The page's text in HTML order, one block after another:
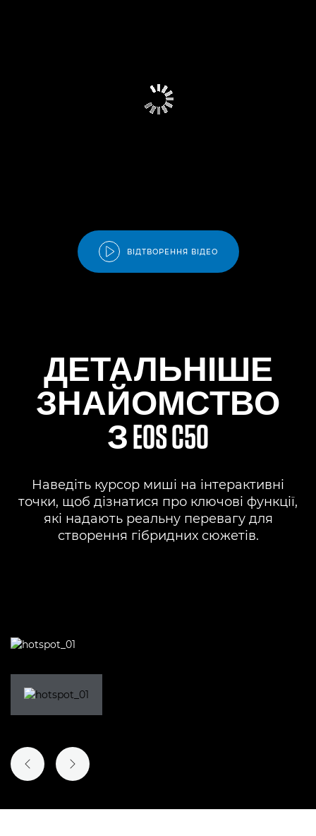
ВІДТВОРЕННЯ ВІДЕО
ДЕТАЛЬНІШЕ
ЗНАЙОМСТВО
З EOS C50
Наведіть курсор миші на інтерактивні
точки, щоб дізнатися про ключові функції,
які надають реальну перевагу для
створення гібридних сюжетів.
ПОПЕРЕДНІЙ СЛАЙД
НАСТУПНИЙ СЛАЙД